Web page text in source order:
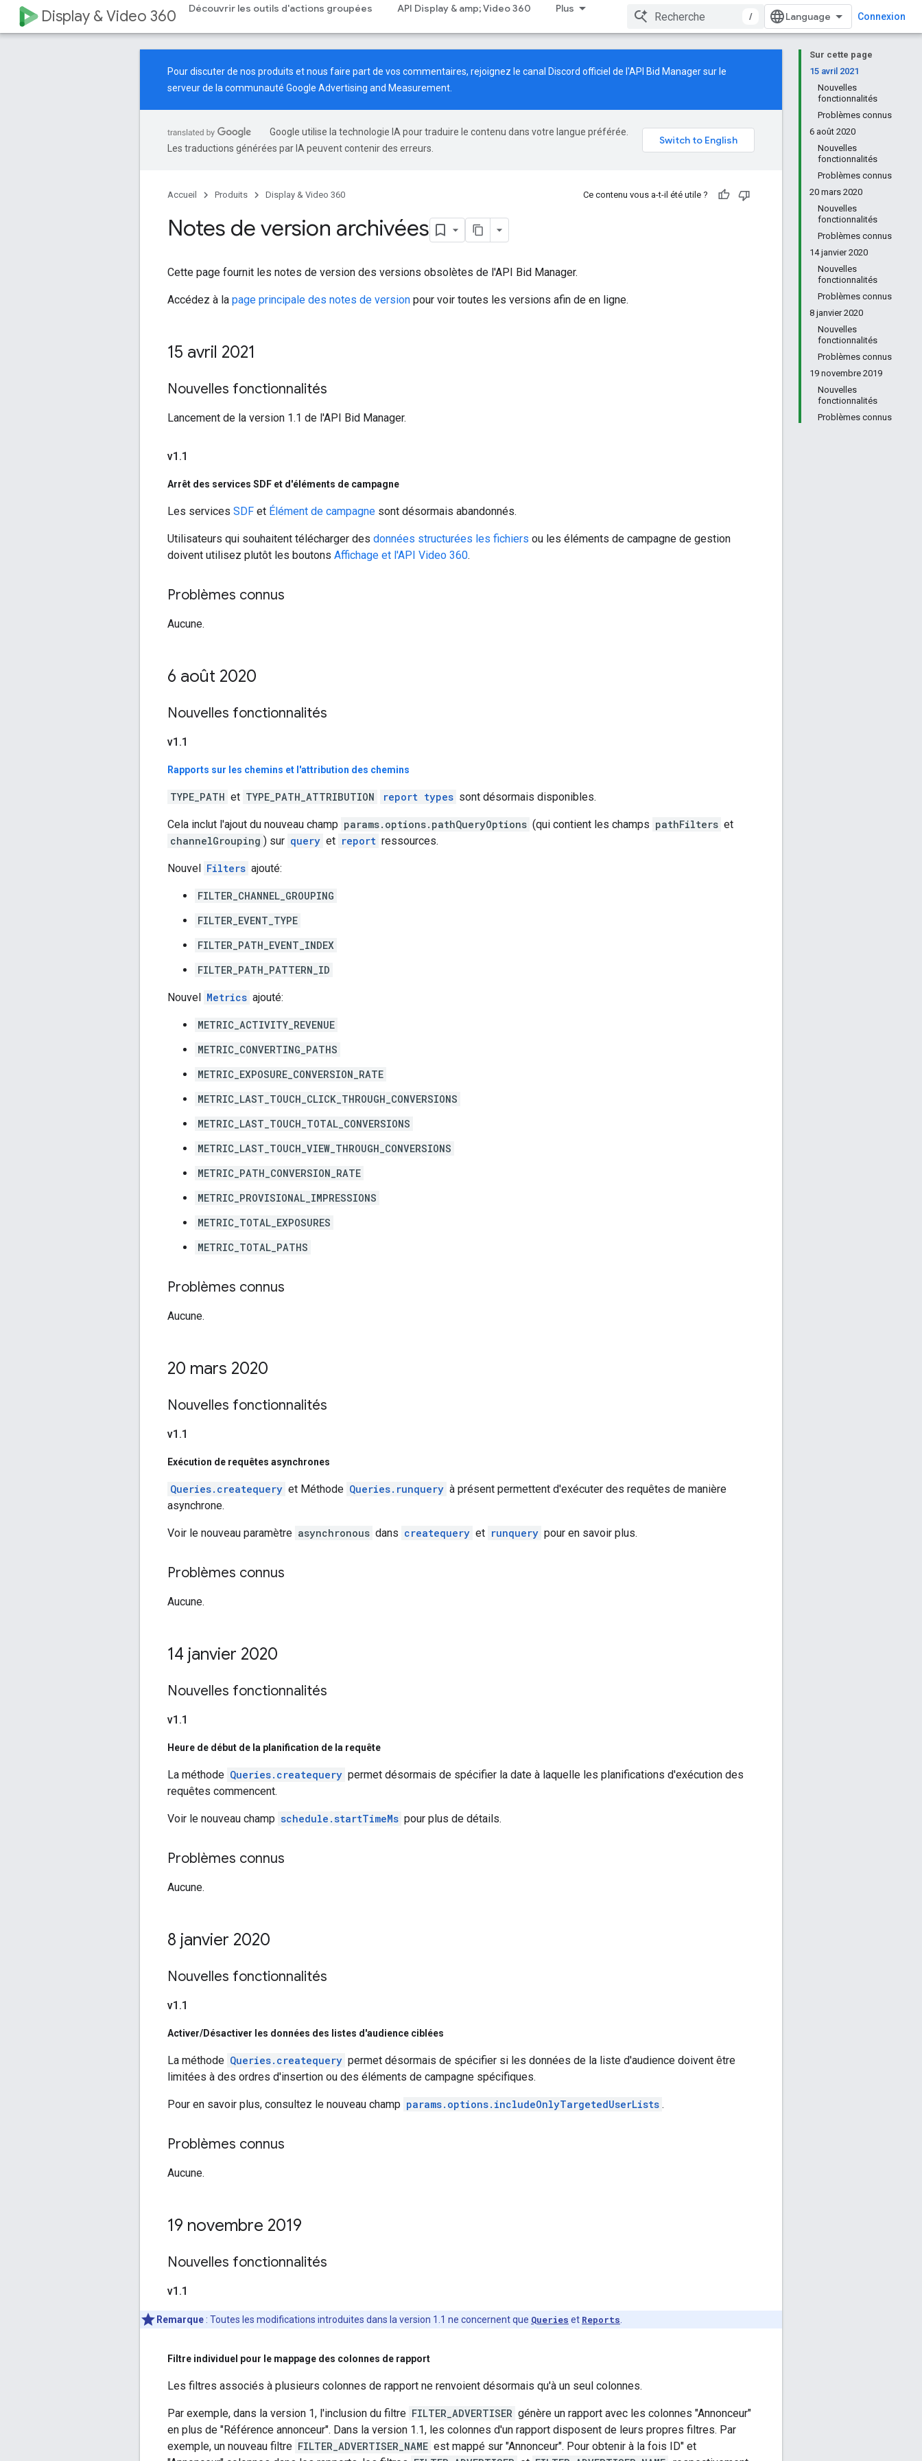
Display & Video 360 Découvrir les outils d'actions groupées API Display & amp; Video 360 Plus
/ Connexion
Sur cette page
15 avril 2021
Nouvelles
fonctionnalités
Problèmes connus
6 août 2020
Nouvelles
fonctionnalités
Problèmes connus
20 mars 2020
Nouvelles
fonctionnalités
Problèmes connus
14 janvier 2020
Nouvelles
fonctionnalités
Problèmes connus
8 janvier 2020
Nouvelles
fonctionnalités
Problèmes connus
19 novembre 2019
Nouvelles
fonctionnalités
Problèmes connus
Pour discuter de nos produits et nous faire part de vos commentaires, rejoignez le canal Discord officiel de l'API Bid Manager sur le
serveur de la communauté Google Advertising and Measurement
Google utilise la technologie IA pour traduire le contenu dans votre langue préférée.
Les traductions générées par IA peuvent contenir des erreurs.
Accueil Produits Display & Video 360 Ce contenu vous a-t-il été utile ?
Notes de version archivées
Cette page fournit les notes de version des versions obsolètes de l'API Bid Manager.
Accédez à la page principale des notes de version pour voir toutes les versions afin de en ligne.
15 avril 2021
Nouvelles fonctionnalités
Lancement de la version 1.1 de l'API Bid Manager.
v1 .1
Arrêt des services SDF et d'éléments de campagne
Les services SDF et Élément de campagne sont désormais abandonnés.
Utilisateurs qui souhaitent télécharger des données structurées les fichiers ou les éléments de campagne de gestion
doivent utilisez plutôt les boutons Affichage et l'API Video 360.
Problèmes connus
Aucune.
6 août 2020
Nouvelles fonctionnalités
v1 .1
Rapports sur les chemins et l'attribution des chemins
TYPE_PATH et TYPE_PATH_ATTRIBUTION report types sont désormais disponibles.
Cela inclut l'ajout du nouveau champ params.options.pathQueryOptions (qui contient les champs pathFilters et
channelGrouping ) sur query et report ressources.
Nouvel Filters ajouté:
FILTER_CHANNEL_GROUPING
FILTER_EVENT_TYPE
FILTER_PATH_EVENT_INDEX
FILTER_PATH_PATTERN_ID
Nouvel Metrics ajouté:
METRIC_ACTIVITY_REVENUE
METRIC_CONVERTING_PATHS
METRIC_EXPOSURE_CONVERSION_RATE
METRIC_LAST_TOUCH_CLICK_THROUGH_CONVERSIONS
METRIC_LAST_TOUCH_TOTAL_CONVERSIONS
METRIC_LAST_TOUCH_VIEW_THROUGH_CONVERSIONS
METRIC_PATH_CONVERSION_RATE
METRIC_PROVISIONAL_IMPRESSIONS
METRIC_TOTAL_EXPOSURES
METRIC_TOTAL_PATHS
Problèmes connus
Aucune.
20 mars 2020
Nouvelles fonctionnalités
v1 .1
Exécution de requêtes asynchrones
Queries.createquery et Méthode Queries.runquery à présent permettent d'exécuter des requêtes de manière
asynchrone.
Voir le nouveau paramètre asynchronous dans createquery et runquery pour en savoir plus.
Problèmes connus
Aucune.
14 janvier 2020
Nouvelles fonctionnalités
v1 .1
Heure de début de la planification de la requête
La méthode Queries.createquery permet désormais de spécifier la date à laquelle les planifications d'exécution des
requêtes commencent.
Voir le nouveau champ schedule.startTimeMs pour plus de détails.
Problèmes connus
Aucune.
8 janvier 2020
Nouvelles fonctionnalités
v1 .1
Activer/Désactiver les données des listes d'audience ciblées
La méthode Queries.createquery permet désormais de spécifier si les données de la liste d'audience doivent être
limitées à des ordres d'insertion ou des éléments de campagne spécifiques.
Pour en savoir plus, consultez le nouveau champ params.options.includeOnlyTargetedUserLists .
Problèmes connus
Aucune.
19 novembre 2019
Nouvelles fonctionnalités
v1 .1
Remarque : Toutes les modifications introduites dans la version 1.1 ne concernent que Queries et Reports
Filtre individuel pour le mappage des colonnes de rapport
Les filtres associés à plusieurs colonnes de rapport ne renvoient désormais qu'à un seul colonnes.
Par exemple, dans la version 1, l'inclusion du filtre FILTER_ADVERTISER génère un rapport avec les colonnes "Annonceur"
en plus de "Référence annonceur". Dans la version 1.1, les colonnes d'un rapport disposent de leurs propres filtres. Par
exemple, un nouveau filtre FILTER_ADVERTISER_NAME est mappé sur "Annonceur". Pour obtenir à la fois ID" et